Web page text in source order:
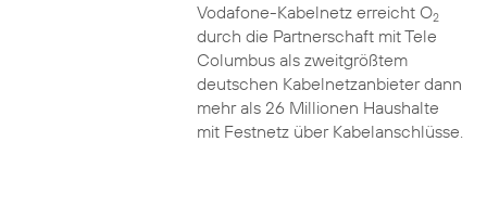
Vodafone-Kabelnetz erreicht O2
durch die Partnerschaft mit Tele
Columbus als zweitgrößtem
deutschen Kabelnetzanbieter dann
mehr als 26 Millionen Haushalte
mit Festnetz über Kabelanschlüsse.